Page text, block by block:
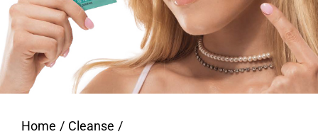
Home
Cleanse